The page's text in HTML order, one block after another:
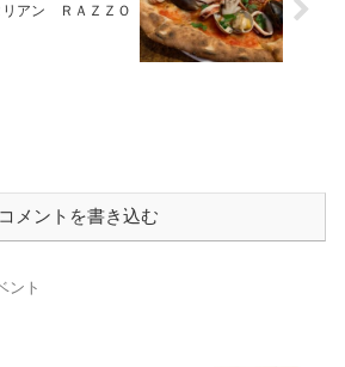
リアン ＲＡＺＺＯ
コメントを書き込む
ント